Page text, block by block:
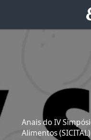
Anais do IV
Alimentos (SICITAL)